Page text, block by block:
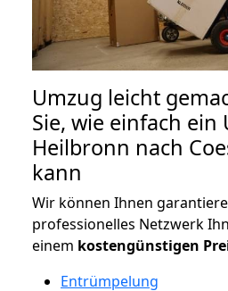
Umzug leicht
Sie, wie einfach ein
Heilbronn nach
kann
Wir können Ihnen
professionelles Netzwerk
einem kostengünstigen
Entrümpelung